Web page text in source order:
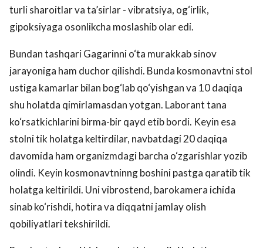
turli sharoitlar va ta’sirlar - vibratsiya, og‘irlik,
gipoksiyaga osonlikcha moslashib olar edi.
Bundan tashqari Gagarinni o‘ta murakkab sinov
jarayoniga ham duchor qilishdi. Bunda kosmonavtni stol
ustiga kamarlar bilan bog‘lab qo‘yishgan va 10 daqiqa
shu holatda qimirlamasdan yotgan. Laborant tana
ko‘rsatkichlarini birma-bir qayd etib bordi. Keyin esa
stolni tik holatga keltirdilar, navbatdagi 20 daqiqa
davomida ham organizmdagi barcha o‘zgarishlar yozib
olindi. Keyin kosmonavtninng boshini pastga qaratib tik
holatga keltirildi. Uni vibrostend, barokamera ichida
sinab ko‘rishdi, hotira va diqqatni jamlay olish
qobiliyatlari tekshirildi.